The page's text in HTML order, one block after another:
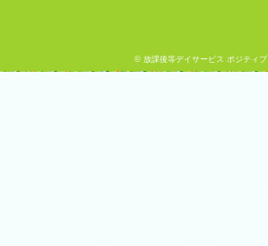
© 放課後等デイサービス ポジティブ